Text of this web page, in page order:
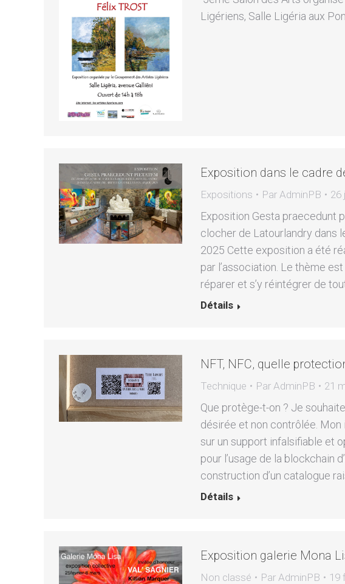
Ligériens, Salle Ligéria aux
Exposition dans le cadre
Expositions Par AdminPB 26
Exposition Gesta praecedunt
clocher de Latourlandry dans
2025 Cette exposition a été
par l’association. Le thème
réparer et s’y réintégrer de
Détails
NFT, NFC, quelle
Technique Par AdminPB 21
Que protège-t-on ? Je
désirée et non contrôlée. Mon
sur un support infalsifiable et
pour l’usage de la blockchain
construction d’un catalogue
Détails
Exposition galerie Mona
Non classé Par AdminPB 19